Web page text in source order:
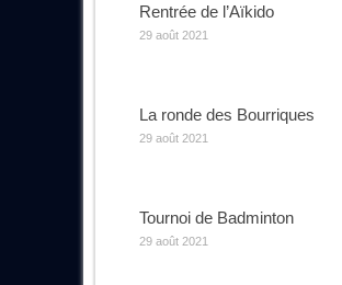
Rentrée de l’Aïkido
29 août 2021
La ronde des Bourriques
29 août 2021
Tournoi de Badminton
29 août 2021